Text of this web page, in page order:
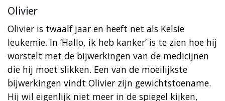
Olivier
Olivier is twaalf jaar en heeft net als Kelsie
leukemie. In ‘Hallo, ik heb kanker’ is te zien hoe hij
worstelt met de bijwerkingen van de medicijnen
die hij moet slikken. Een van de moeilijkste
bijwerkingen vindt Olivier zijn gewichtstoename.
Hij wil eigenlijk niet meer in de spiegel kijken,